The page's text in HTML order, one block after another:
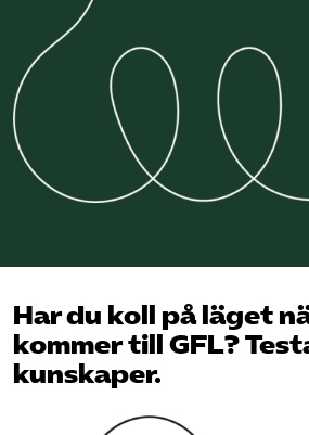
Har du koll på läget
kommer till GFL?
kunskaper.